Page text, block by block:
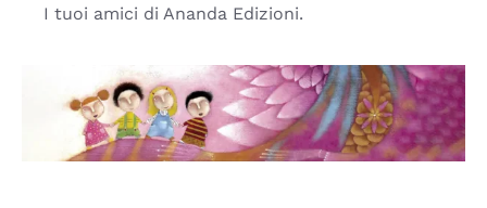
I tuoi amici di Ananda Edizioni.